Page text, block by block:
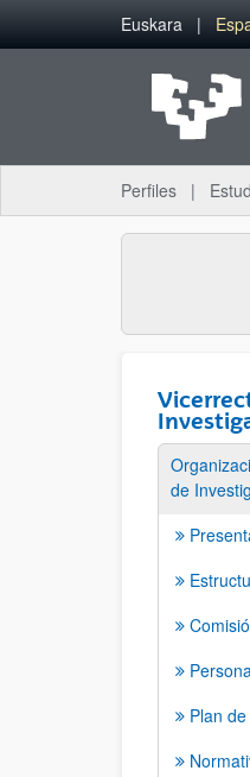
Saltar al contenido principal
Euskara
Perfiles
de
Plan